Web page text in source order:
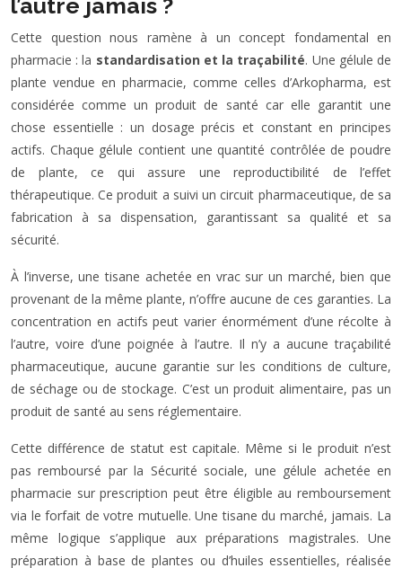
Cette question nous ramène à un concept fondamental en
pharmacie : la standardisation et la traçabilité. Une gélule de
plante vendue en pharmacie, comme celles d’Arkopharma, est
considérée comme un produit de santé car elle garantit une
chose essentielle : un dosage précis et constant en principes
actifs. Chaque gélule contient une quantité contrôlée de poudre
de plante, ce qui assure une reproductibilité de l’effet
thérapeutique. Ce produit a suivi un circuit pharmaceutique, de sa
fabrication à sa dispensation, garantissant sa qualité et sa
sécurité.
À l’inverse, une tisane achetée en vrac sur un marché, bien que
provenant de la même plante, n’offre aucune de ces garanties. La
concentration en actifs peut varier énormément d’une récolte à
l’autre, voire d’une poignée à l’autre. Il n’y a aucune traçabilité
pharmaceutique, aucune garantie sur les conditions de culture,
de séchage ou de stockage. C’est un produit alimentaire, pas un
produit de santé au sens réglementaire.
Cette différence de statut est capitale. Même si le produit n’est
pas remboursé par la Sécurité sociale, une gélule achetée en
pharmacie sur prescription peut être éligible au remboursement
via le forfait de votre mutuelle. Une tisane du marché, jamais. La
même logique s’applique aux préparations magistrales. Une
préparation à base de plantes ou d’huiles essentielles, réalisée